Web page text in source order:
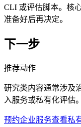
CLI 或评估脚本。核
准备好后再决定。
下一步
推荐动作
研究类内容通常涉及
入服务或私有化评估。
预约企业服务查看私